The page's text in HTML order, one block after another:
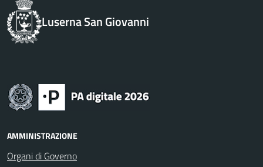
Luserna San Giovanni
AMMINISTRAZIONE
Organi di Governo